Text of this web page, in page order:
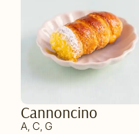
Cannoncino
A, C, G